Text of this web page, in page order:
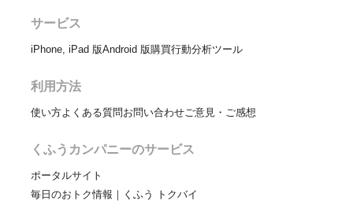
サービス
iPhone, iPad 版Android 版購買行動分析ツール
利用方法
使い方よくある質問お問い合わせ ご意見・ご感想
くふうカンパニーのサービス
ポータルサイト
毎日のおトク情報｜くふう トクバイ